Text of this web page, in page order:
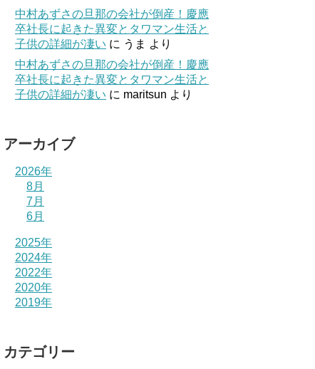
中村あずさの旦那の会社が倒産！慶應
卒社長に起きた異変とタワマン生活と
子供の詳細が凄い に うま より
中村あずさの旦那の会社が倒産！慶應
卒社長に起きた異変とタワマン生活と
子供の詳細が凄い に maritsun より
アーカイブ
2026年
8月
7月
6月
2025年
2024年
2022年
2020年
2019年
カテゴリー